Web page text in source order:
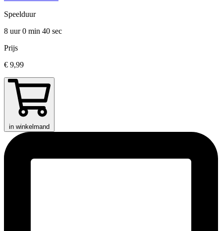
Speelduur
8 uur 0 min 40 sec
Prijs
€ 9,99
in winkelmand